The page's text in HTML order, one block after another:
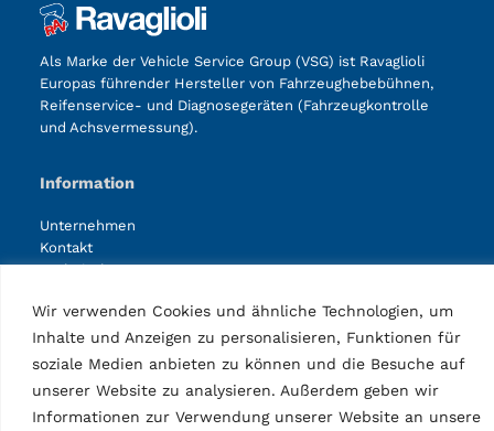
Wir verwenden Cookies und ähnliche Technologien, um
Inhalte und Anzeigen zu personalisieren, Funktionen für
soziale Medien anbieten zu können und die Besuche auf
unserer Website zu analysieren. Außerdem geben wir
Informationen zur Verwendung unserer Website an unsere
Als Marke der Vehicle Service Group (VSG) ist Ravaglioli
Europas führender Hersteller von Fahrzeughebebühnen,
Reifenservice- und Diagnosegeräten (Fahrzeugkontrolle
und Achsvermessung).
Information
Unternehmen
Kontakt
Technischer Support
Marketing Login
Seiten
Datenschutzrichtlinien
Rechtliche Hinweise